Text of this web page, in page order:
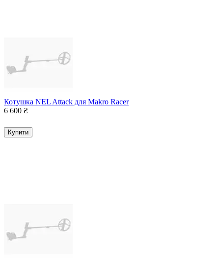
Котушка NEL Attack для Makro Racer
6 600 ₴
Купити